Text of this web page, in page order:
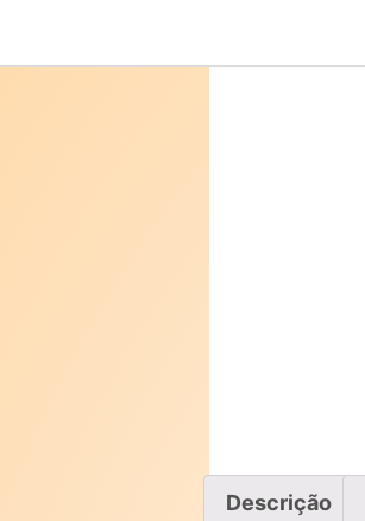
o
Descrição